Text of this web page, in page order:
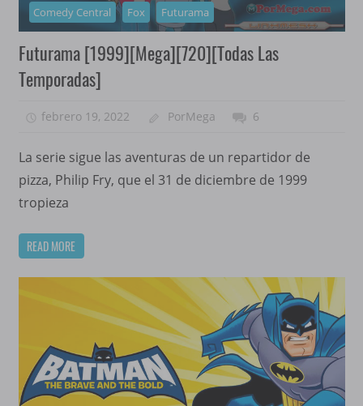
Comedy Central Fox Futurama
Futurama [1999][Mega][720][Todas Las
Temporadas]
febrero 19, 2022 PorMega 6
La serie sigue las aventuras de un repartidor de
pizza, Philip Fry, que el 31 de diciembre de 1999
tropieza
READ MORE